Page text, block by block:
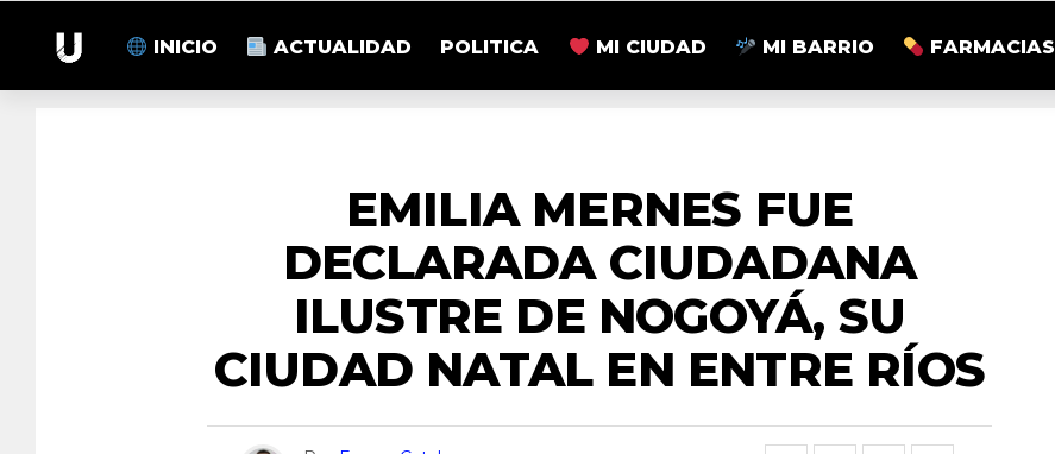
INICIO ACTUALIDAD POLITICA MI CIUDAD MI BARRIO FARMACIAS
EMILIA MERNES FUE
DECLARADA CIUDADANA
ILUSTRE DE NOGOYÁ, SU
CIUDAD NATAL EN ENTRE RÍOS